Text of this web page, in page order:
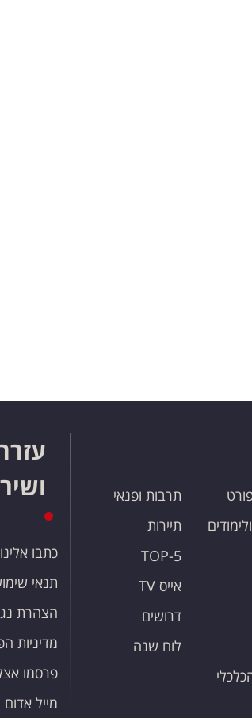
תרבות ופנאי
תיירות
TOP-5
אייס TV
דרושים
לוח שנה
כתבו אלינו
תנאי
הצהרת
מדיניות
פרסמו
מייל אדום